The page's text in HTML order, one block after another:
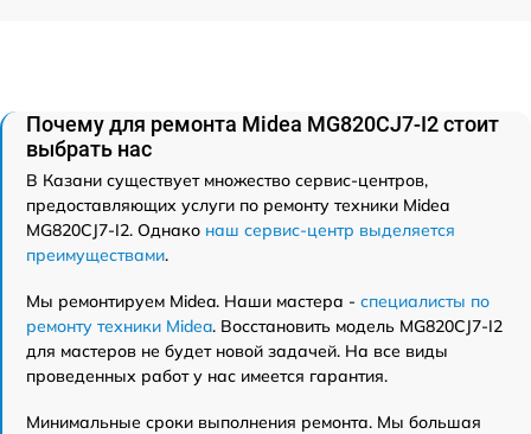
Почему для ремонта Midea MG820CJ7-I2 стоит
выбрать нас
В Казани существует множество сервис-центров,
предоставляющих услуги по ремонту техники Midea
MG820CJ7-I2. Однако наш сервис-центр выделяется
преимуществами.
Мы ремонтируем Midea. Наши мастера - специалисты по
ремонту техники Midea. Восстановить модель MG820CJ7-I2
для мастеров не будет новой задачей. На все виды
проведенных работ у нас имеется гарантия.
Минимальные сроки выполнения ремонта. Мы большая